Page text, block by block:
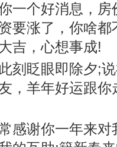
个好消息，房
要涨了，你啥
吉，心想事成!
眨眼即除夕;说
，羊年好运跟
谢你一年来对